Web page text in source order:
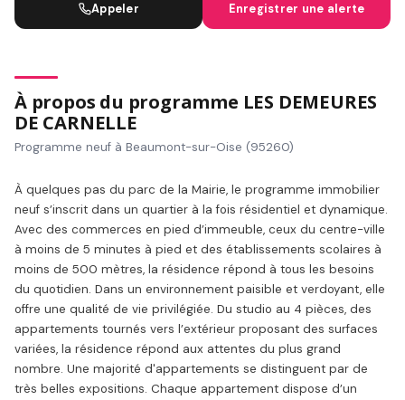
Appeler Enregistrer une alerte
À propos du programme LES DEMEURES
DE CARNELLE
Programme neuf à Beaumont-sur-Oise (95260)
À quelques pas du parc de la Mairie, le programme immobilier
neuf s’inscrit dans un quartier à la fois résidentiel et dynamique.
Avec des commerces en pied d’immeuble, ceux du centre-ville
à moins de 5 minutes à pied et des établissements scolaires à
moins de 500 mètres, la résidence répond à tous les besoins
du quotidien. Dans un environnement paisible et verdoyant, elle
offre une qualité de vie privilégiée. Du studio au 4 pièces, des
appartements tournés vers l’extérieur proposant des surfaces
variées, la résidence répond aux attentes du plus grand
nombre. Une majorité d'appartements se distinguent par de
très belles expositions. Chaque appartement dispose d’un